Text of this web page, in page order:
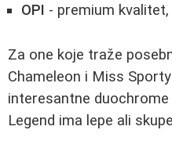
OPI - premium
Za one koje traže
Chameleon i Miss
interesantne duochrome
Legend ima lepe ali